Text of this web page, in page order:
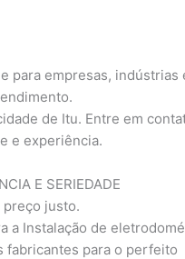
para empresas, indústrias
de Itu. Entre em
e experiência.
E SERIEDADE
preço justo.
a Instalação de
fabricantes para o perfeito